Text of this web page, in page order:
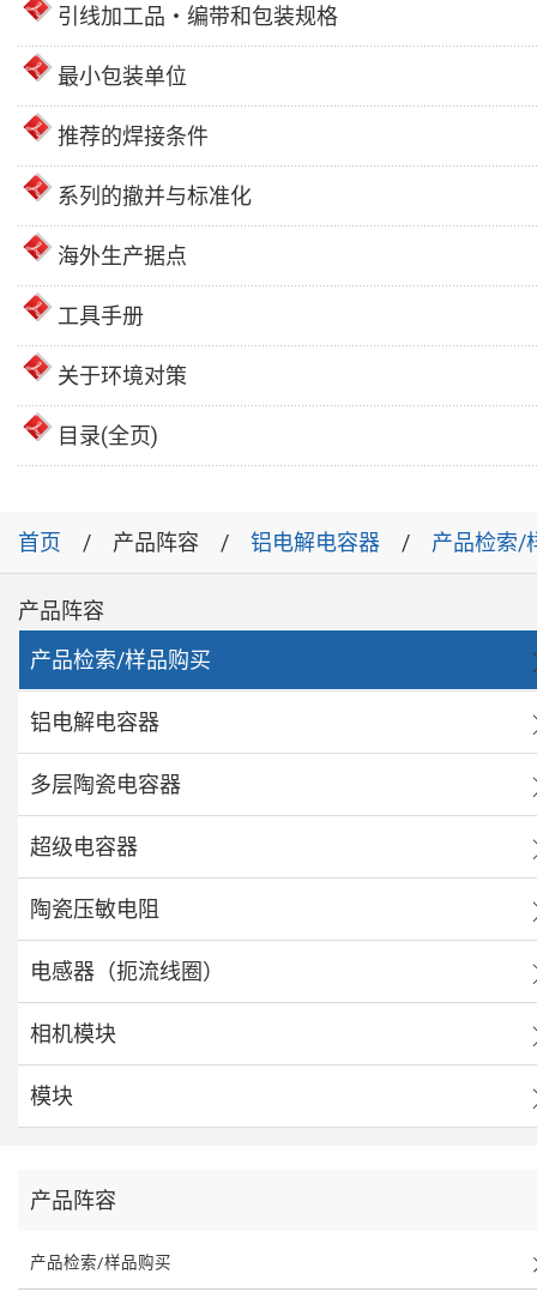
引线加工品・编带和包装规格
最小包装单位
推荐的焊接条件
系列的撤并与标准化
海外生产据点
工具手册
关于环境对策
目录(全页)
首页 产品阵容 铝电解电容器 产品检索/
产品阵容
产品检索/样品购买
铝电解电容器
多层陶瓷电容器
超级电容器
陶瓷压敏电阻
电感器（扼流线圈）
相机模块
模块
产品阵容
产品检索/样品购买